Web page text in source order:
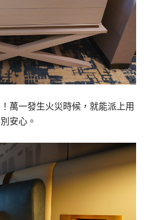
萬一發生火災時候，就能派上用
安心。